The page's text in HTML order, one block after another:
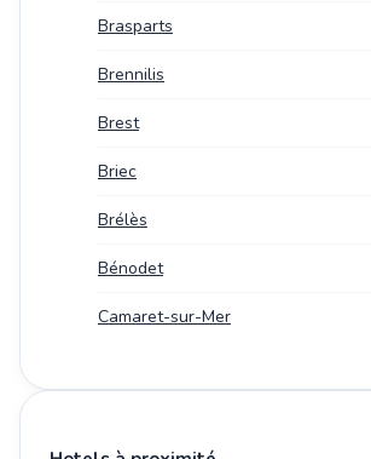
Brasparts
Brennilis
Brest
Briec
Brélès
Bénodet
Camaret-sur-Mer